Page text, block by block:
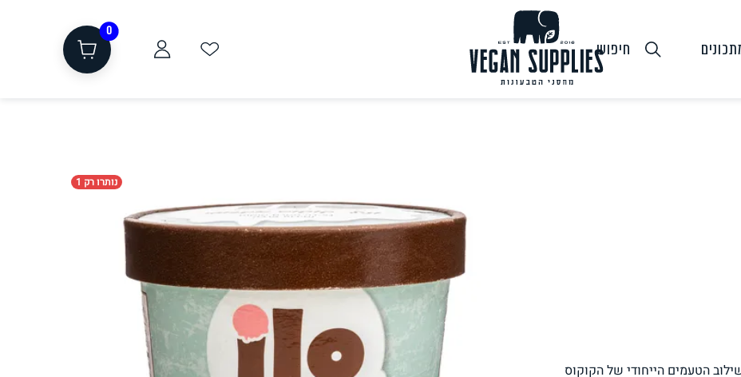
חיפוש
0
חלב ושמנת שוקולד, חטיפים, חלבון
נותרו רק 1
הטעמים הייחודי של הקוקוס